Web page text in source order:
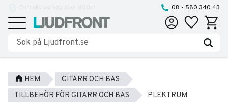
Meny
08 - 580 340 43
Favoriter
HEM
GITARR OCH BAS
TILLBEHÖR FÖR GITARR OCH BAS
PLEKTRUM